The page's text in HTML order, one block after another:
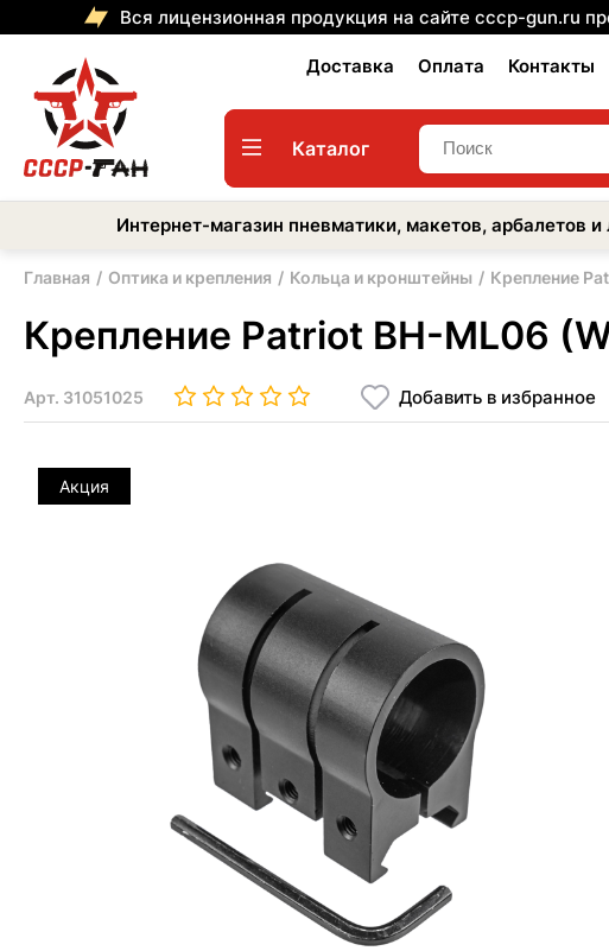
Вся лицензионная продукция на сайте cccp-gun.ru
Доставка Оплата Контакты
Каталог
Интернет-магазин пневматики, макетов, арбалетов
Главная Оптика и крепления Кольца и кронштейны Крепление
Крепление Patriot BH-ML06
Арт. 31051025 Добавить в избранное
Акция